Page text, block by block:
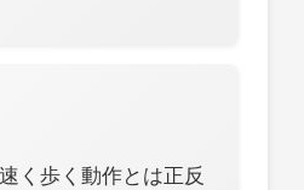
く歩く動作とは正反